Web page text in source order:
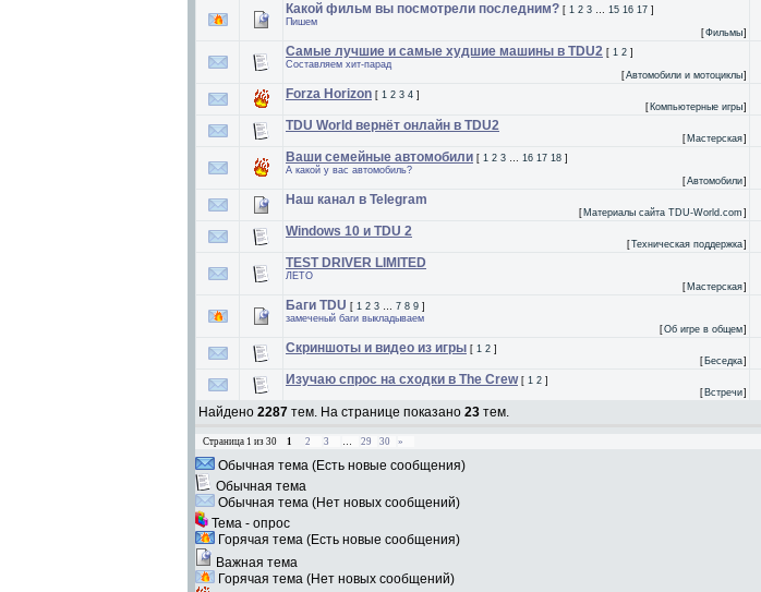
Какой фильм вы посмотрели последним? [ 1 2 3 … 15 16 17 ]
Пишем
[Фильмы]
Самые лучшие и самые худшие машины в TDU2 [ 1 2 ]
Составляем хит-парад
[Автомобили и мотоциклы]
Forza Horizon [ 1 2 3 4 ]
[ Компьютерные игры]
TDU World вернёт онлайн в TDU2
[ Мастерская]
Ваши семейные автомобили [ 1 2 3 … 16 17 18 ]
А какой у вас автомобиль?
[Автомобили]
Наш канал в Telegram
[ Материалы сайта TDU-World.com ]
Windows 10 и TDU 2
[Техническая поддержка]
TEST DRIVER LIMITED
ЛЕТО
[ Мастерская]
Баги TDU [ 1 2 3 … 7 8 9 ]
замеченый баги выкладываем
[Об игре в общем]
Скриншоты и видео из игры [ 1 2 ]
[ Беседка]
Изучаю спрос на сходки в The Crew [ 1 2 ]
[ Встречи]
Найдено 2287 тем. На странице показано 23 тем.
Страница 1 из 30 1 2 3 … 29 30 »
Обычная тема (Есть новые сообщения)
Обычная тема
Обычная тема (Нет новых сообщений)
Тема - опрос
Горячая тема (Есть новые сообщения)
Важная тема
Горячая тема (Нет новых сообщений)